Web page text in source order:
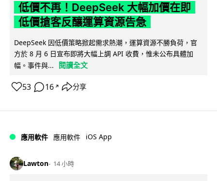
低價不再！DeepSeek 大幅加價在即
低價搶客反釀運算資源告急
DeepSeek 因低價策略掀起需求熱潮，運算資源不勝負荷，官
方於 8 月 6 日宣布即將大幅上調 API 收費，惟未公布具體加
幅。事件與...
閱讀全文
53 16 ↗ 分享
應用軟件 應用軟件 iOS App
Lawton 14 小時